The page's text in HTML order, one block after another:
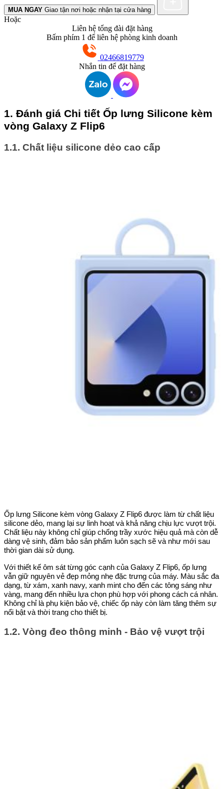
MUA NGAY Giao tận nơi hoặc nhận tại cửa hàng
Hoặc
Liên hệ tổng đài đặt hàng
Bấm phím 1 để liên hệ phòng kinh doanh
02466819779
Nhắn tin để đặt hàng
1. Đánh giá Chi tiết Ốp lưng Silicone kèm
vòng Galaxy Z Flip6
1.1. Chất liệu silicone dẻo cao cấp
Ốp lưng Silicone kèm vòng Galaxy Z Flip6 được làm từ chất liệu
silicone dẻo, mang lại sự linh hoạt và khả năng chịu lực vượt trội.
Chất liệu này không chỉ giúp chống trầy xước hiệu quả mà còn dễ
dàng vệ sinh, đảm bảo sản phẩm luôn sạch sẽ và như mới sau
thời gian dài sử dụng.
Với thiết kế ôm sát từng góc cạnh của Galaxy Z Flip6, ốp lưng
vẫn giữ nguyên vẻ đẹp mỏng nhẹ đặc trưng của máy. Màu sắc đa
dạng, từ xám, xanh navy, xanh mint cho đến các tông sáng như
vàng, mang đến nhiều lựa chọn phù hợp với phong cách cá nhân.
Không chỉ là phụ kiện bảo vệ, chiếc ốp này còn làm tăng thêm sự
nổi bật và thời trang cho thiết bị.
1.2. Vòng đeo thông minh - Bảo vệ vượt trội